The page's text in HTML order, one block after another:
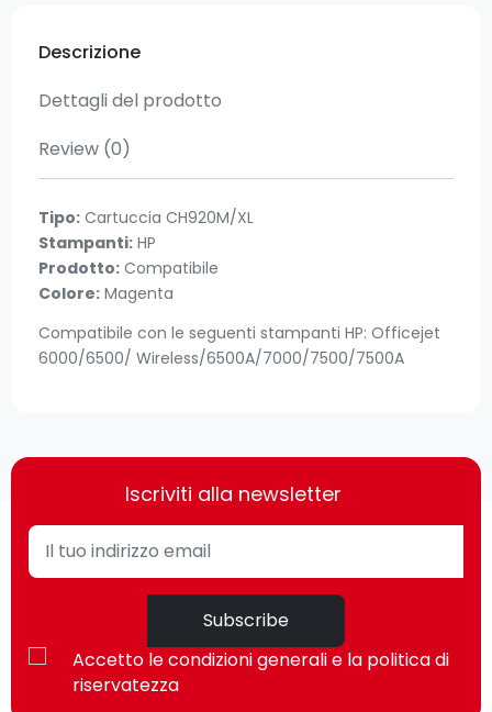
Descrizione
Dettagli del prodotto
Review (0)
Tipo: Cartuccia CH920M/XL
Stampanti: HP
Prodotto: Compatibile
Colore: Magenta
Compatibile con le seguenti stampanti HP: Officejet
6000/6500/ Wireless/6500A/7000/7500/7500A
Iscriviti alla newsletter
Subscribe
Accetto le condizioni generali e la politica di
riservatezza